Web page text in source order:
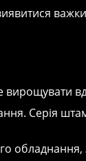
вирощувати
Серія
обладнання,